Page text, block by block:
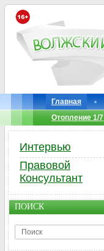
Главная
Отопление 1/7
Интервью
Правовой
Консультант
ПОИСК